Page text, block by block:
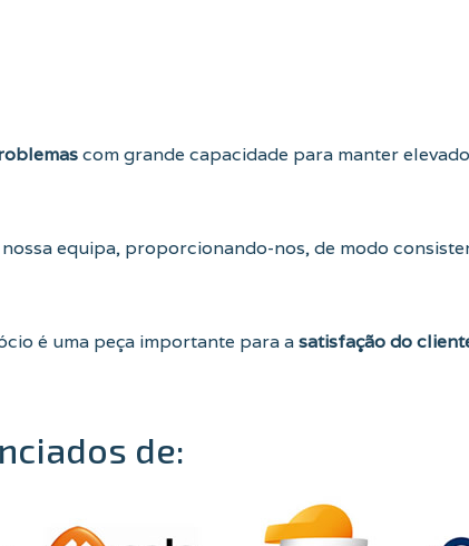
com grande capacidade para manter
equipa, proporcionando-nos, de modo
é uma peça importante para asatisfação do
de: